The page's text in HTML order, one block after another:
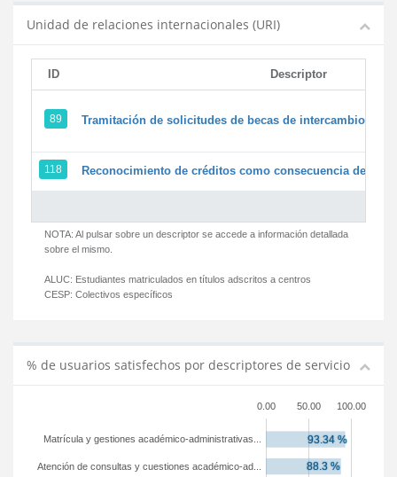
Unidad de relaciones internacionales (URI)
ID Descriptor
89 Tramitación de solicitudes de becas de intercambio
118 Reconocimiento de créditos como consecuencia de un
NOTA: Al pulsar sobre un descriptor se accede a información detallada
sobre el mismo.
ALUC: Estudiantes matriculados en títulos adscritos a centros
CESP: Colectivos específicos
% de usuarios satisfechos por descriptores de servicio
0.00 50.00 100.00
Atención de consultas y cuestiones académico-ad...
Matrícula y gestiones académico-administrativas...